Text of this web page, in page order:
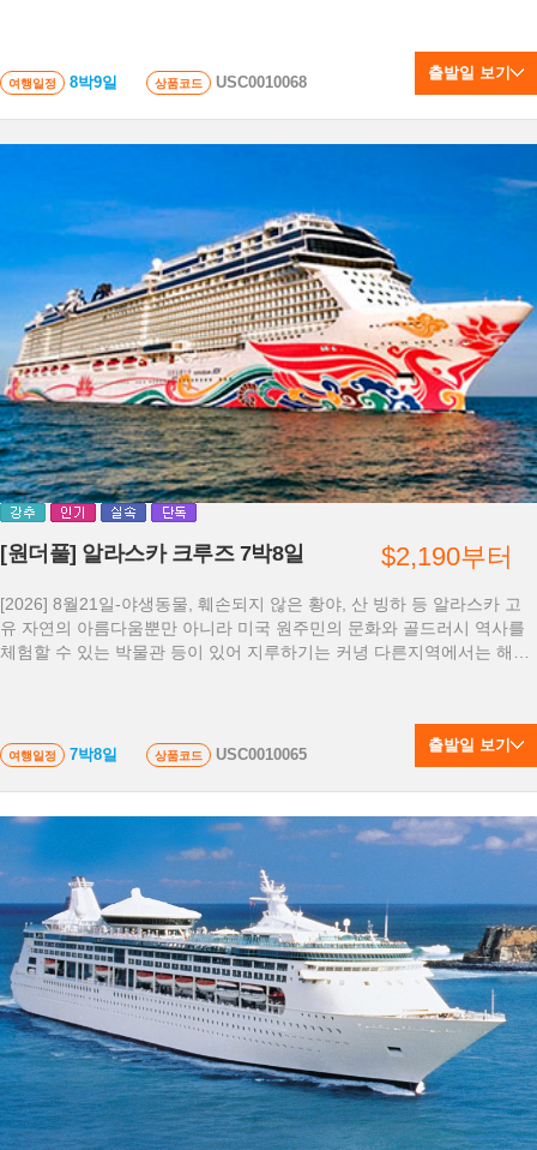
여행일정 8박9일 상품코드 USC0010068
출발일 보기
[원더풀] 알라스카 크루즈 7박8일
[2026] 8월21일-야생동물, 훼손되지 않은 황야, 산 빙하 등 알라스카 고
유 자연의 아름다움뿐만 아니라 미국 원주민의 문화와 골드러시 역사를
체험할 수 있는 박물관 등이 있어 지루하기는 커녕 다른지역에서는 해보
여행일정 7박8일 상품코드 USC0010065
$2,190부터
출발일 보기